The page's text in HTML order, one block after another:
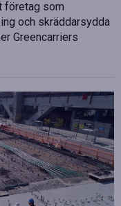
företag som
och skräddarsydda
Greencarriers